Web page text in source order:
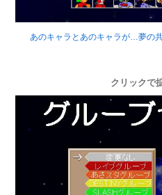
あのキャラとあのキャラが…夢の共
クリックで